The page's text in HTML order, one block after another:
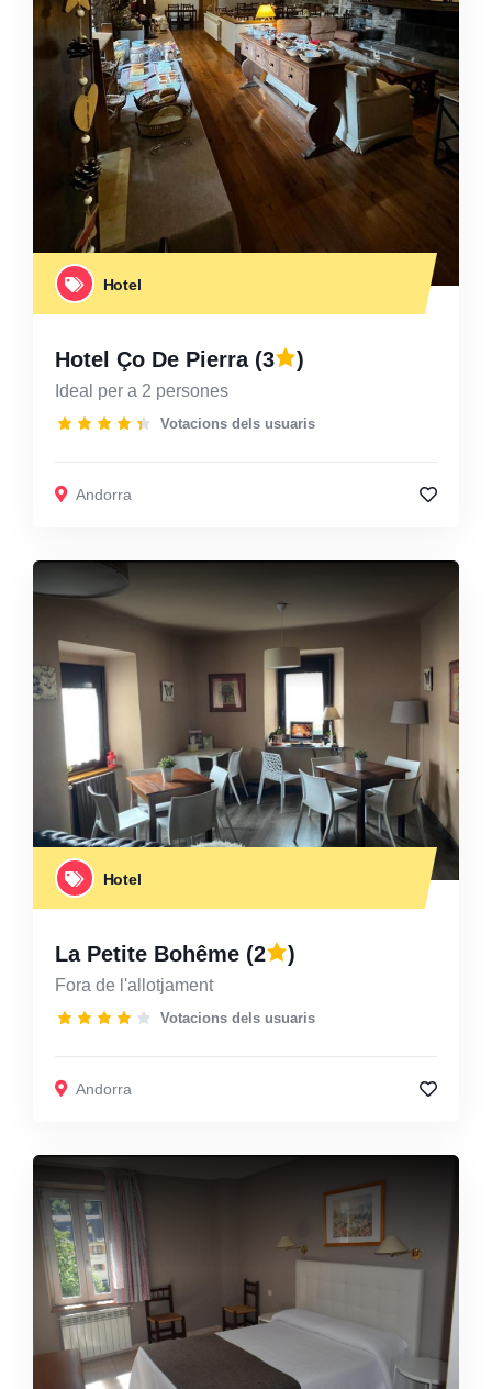
Hotel
Hotel Ço De Pierra(3 )
Ideal per a 2 persones
Votacions dels usuaris
Andorra
Hotel
La Petite Bohême (2 )
Fora de l'allotjament
Votacions dels usuaris
Andorra